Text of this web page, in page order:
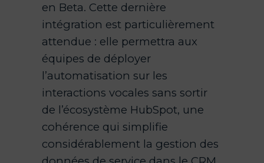
en Beta. Cette dernière
intégration est particulièrement
attendue : elle permettra aux
équipes de déployer
l’automatisation sur les
interactions vocales sans sortir
de l’écosystème HubSpot, une
cohérence qui simplifie
considérablement la gestion des